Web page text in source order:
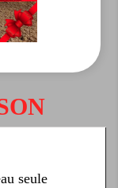
seule